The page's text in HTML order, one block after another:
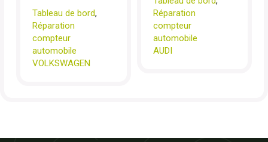
Tableau de bord,
Réparation
compteur
automobile
VOLKSWAGEN
Réparation
compteur
automobile
AUDI